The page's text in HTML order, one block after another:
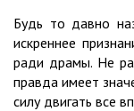
Будь то давно
искреннее
ради драмы. Не
правда имеет
силу двигать все